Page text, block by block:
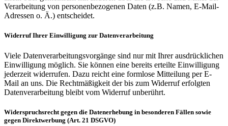
Verarbeitung von personenbezogenen Daten (z.B. Namen, E-Mail-
Adressen o. Ä.) entscheidet.
Widerruf Ihrer Einwilligung zur Datenverarbeitung
Viele Datenverarbeitungsvorgänge sind nur mit Ihrer ausdrücklichen
Einwilligung möglich. Sie können eine bereits erteilte Einwilligung
jederzeit widerrufen. Dazu reicht eine formlose Mitteilung per E-
Mail an uns. Die Rechtmäßigkeit der bis zum Widerruf erfolgten
Datenverarbeitung bleibt vom Widerruf unberührt.
Widerspruchsrecht gegen die Datenerhebung in besonderen Fällen sowie
gegen Direktwerbung (Art. 21 DSGVO)